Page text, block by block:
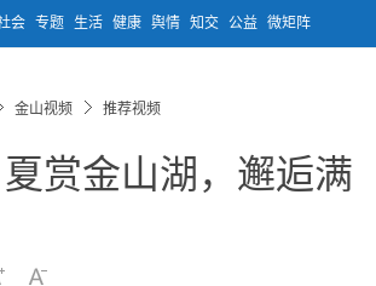
会 专题 生活 健康 舆情 知交 公益 微矩阵
金山视频 推荐视频
赏金山湖，邂逅满